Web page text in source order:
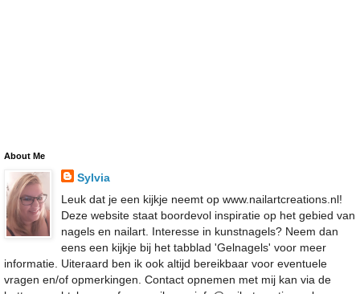
About Me
Sylvia
Leuk dat je een kijkje neemt op www.nailartcreations.nl!
Deze website staat boordevol inspiratie op het gebied van
nagels en nailart. Interesse in kunstnagels? Neem dan
eens een kijkje bij het tabblad 'Gelnagels' voor meer
informatie. Uiteraard ben ik ook altijd bereikbaar voor eventuele
vragen en/of opmerkingen. Contact opnemen met mij kan via de